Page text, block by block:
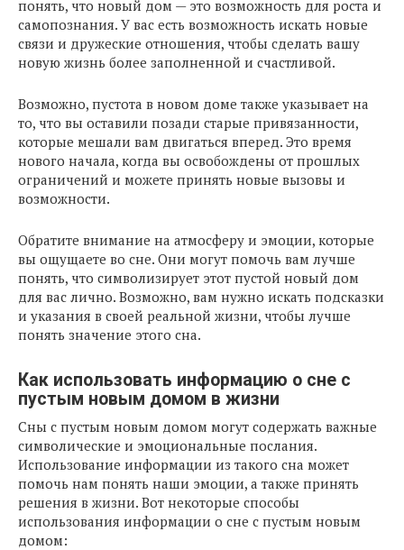
понять, что новый дом — это возможность для роста и
самопознания. У вас есть возможность искать новые
связи и дружеские отношения, чтобы сделать вашу
новую жизнь более заполненной и счастливой.
Возможно, пустота в новом доме также указывает на
то, что вы оставили позади старые привязанности,
которые мешали вам двигаться вперед. Это время
нового начала, когда вы освобождены от прошлых
ограничений и можете принять новые вызовы и
возможности.
Обратите внимание на атмосферу и эмоции, которые
вы ощущаете во сне. Они могут помочь вам лучше
понять, что символизирует этот пустой новый дом
для вас лично. Возможно, вам нужно искать подсказки
и указания в своей реальной жизни, чтобы лучше
понять значение этого сна.
Как использовать информацию о сне с
пустым новым домом в жизни
Сны с пустым новым домом могут содержать важные
символические и эмоциональные послания.
Использование информации из такого сна может
помочь нам понять наши эмоции, а также принять
решения в жизни. Вот некоторые способы
использования информации о сне с пустым новым
домом: